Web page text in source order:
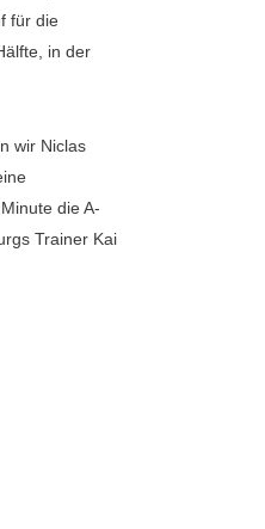
für die
in der
wir Niclas
die A-
Trainer Kai